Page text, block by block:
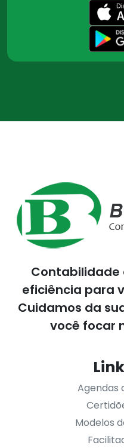
Contabilidade
eficiência para
Cuidamos da
você focar
Agendas
Modelos